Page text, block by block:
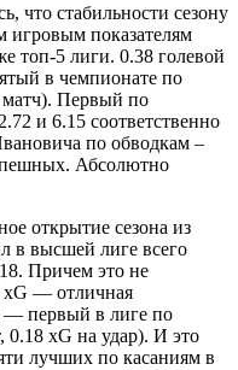
что стабильности сезону
игровым показателям
топ-5 лиги. 0.38 голевой
в чемпионате по
матч). Первый по
и 6.15 соответственно
по обводкам –
Абсолютно
открытие сезона из
в высшей лиге всего
Причем это не
xG — отличная
— первый в лиге по
0.18 xG на удар). И это
лучших по касаниям в